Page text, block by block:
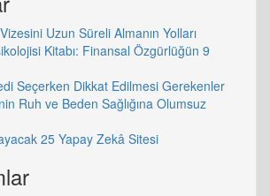
Uzun Süreli Almanın Yolları
Kitabı: Finansal Özgürlüğün 9
Seçerken Dikkat Edilmesi Gerekenler
Ruh ve Beden Sağlığına Olumsuz
25 Yapay Zekâ Sitesi